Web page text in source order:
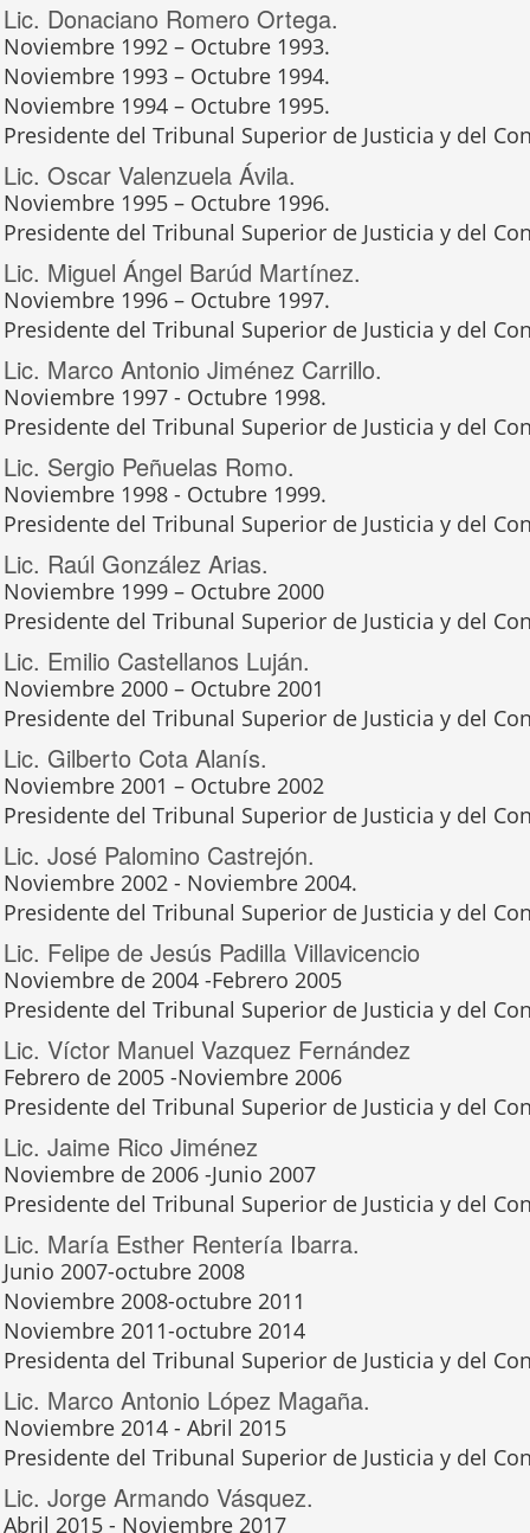
Lic. Donaciano Romero Ortega.
Noviembre 1992 – Octubre 1993.
Noviembre 1993 – Octubre 1994.
Noviembre 1994 – Octubre 1995.
Presidente del Tribunal Superior de Justicia y del
Lic. Oscar Valenzuela Ávila.
Noviembre 1995 – Octubre 1996.
Presidente del Tribunal Superior de Justicia y del
Lic. Miguel Ángel Barúd Martínez.
Noviembre 1996 – Octubre 1997.
Presidente del Tribunal Superior de Justicia y del
Lic. Marco Antonio Jiménez Carrillo.
Noviembre 1997 - Octubre 1998.
Presidente del Tribunal Superior de Justicia y del
Lic. Sergio Peñuelas Romo.
Noviembre 1998 - Octubre 1999.
Presidente del Tribunal Superior de Justicia y del
Lic. Raúl González Arias.
Noviembre 1999 – Octubre 2000
Presidente del Tribunal Superior de Justicia y del
Lic. Emilio Castellanos Luján.
Noviembre 2000 – Octubre 2001
Presidente del Tribunal Superior de Justicia y del
Lic. Gilberto Cota Alanís.
Noviembre 2001 – Octubre 2002
Presidente del Tribunal Superior de Justicia y del
Lic. José Palomino Castrejón.
Noviembre 2002 - Noviembre 2004.
Presidente del Tribunal Superior de Justicia y del
Lic. Felipe de Jesús Padilla Villavicencio
Noviembre de 2004 -Febrero 2005
Presidente del Tribunal Superior de Justicia y del
Lic. Víctor Manuel Vazquez Fernández
Febrero de 2005 -Noviembre 2006
Presidente del Tribunal Superior de Justicia y del
Lic. Jaime Rico Jiménez
Noviembre de 2006 -Junio 2007
Presidente del Tribunal Superior de Justicia y del
Lic. María Esther Rentería Ibarra.
Junio 2007-octubre 2008
Noviembre 2008-octubre 2011
Noviembre 2011-octubre 2014
Presidenta del Tribunal Superior de Justicia y del
Lic. Marco Antonio López Magaña.
Noviembre 2014 - Abril 2015
Presidente del Tribunal Superior de Justicia y del
Lic. Jorge Armando Vásquez.
Abril 2015 - Noviembre 2017